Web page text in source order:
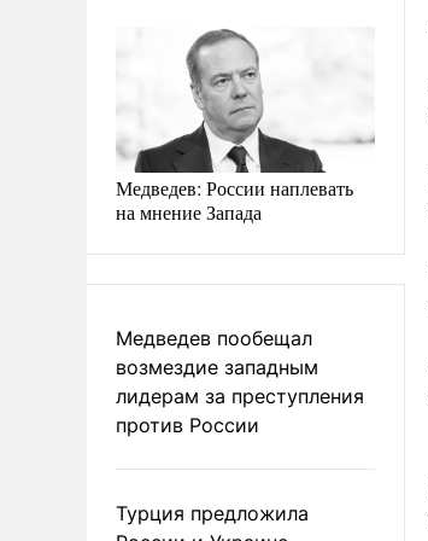
Медведев: России наплевать
на мнение Запада
Медведев пообещал
возмездие западным
лидерам за преступления
против России
Турция предложила